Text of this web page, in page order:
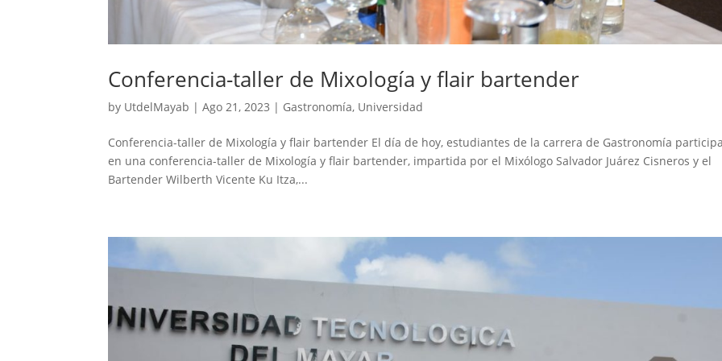
Conferencia-taller de Mixología y flair bartender
by UtdelMayab |Ago 21, 2023 | Gastronomía, Universidad
Conferencia-taller de Mixología y flair bartender El día de hoy, estudiantes de la carrera de Gastronomía
en una conferencia-taller de Mixología y flair bartender, impartida por el Mixólogo Salvador Juárez Cisneros y el
Bartender Wilberth Vicente Ku Itza,...